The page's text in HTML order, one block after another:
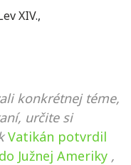
XIV.,
konkrétnej téme,
určite si
Vatikán potvrdil
Južnej Ameriky ,